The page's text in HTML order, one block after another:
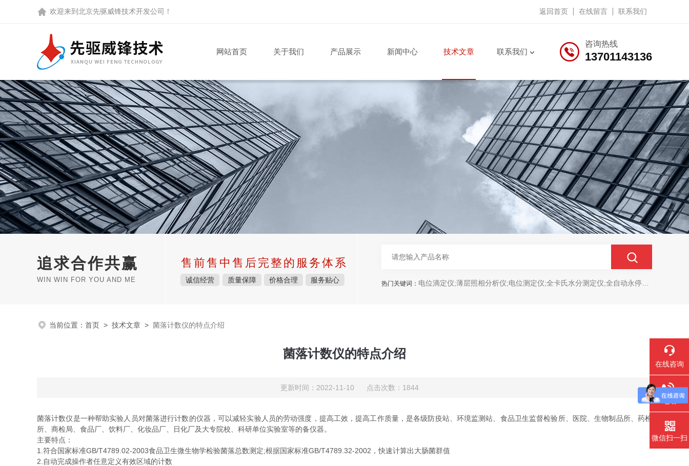
欢迎来到 北京先驱威锋技术开发公司 ！ 返回首页 在线留言 联系我们
咨询热线
13701143136
网站首页 关于我们 产品展示 新闻中心 技术文章 联系我们
追求合作共赢
WIN WIN FOR YOU AND ME
售前售中售后完整的服务体系
诚信经营 质量保障 价格合理 服务贴心 热门关键词： 电位滴定仪;薄层照相分析仪;电位测定仪;全卡氏水分测定仪;全自动永停滴定仪;菌落计数分析仪;抑菌圈测量仪;抑菌圈分析仪
当前位置： 首页 > 技术文章 > 菌落计数仪的特点介绍
菌落计数仪的特点介绍
更新时间：2022-11-10 点击次数：1844
菌落计数仪是一种帮助实验人员对菌落进行计数的仪器，可以减轻实验人员的劳动强度，提高工效，提高工作质量，是各级防疫站、环境监测站、食品卫生监督检验所、医院、生物制品所、药检
所、商检局、食品厂、饮料厂、化妆品厂、日化厂及大专院校、科研单位实验室等的备仪器。
主要特点：
1.符合国家标准GB/T4789.02-2003食品卫生微生物学检验菌落总数测定;根据国家标准GB/T4789.32-2002，快速计算出大肠菌群值
2.自动完成操作者任意定义有效区域的计数
在线咨询
电话
微信扫一扫